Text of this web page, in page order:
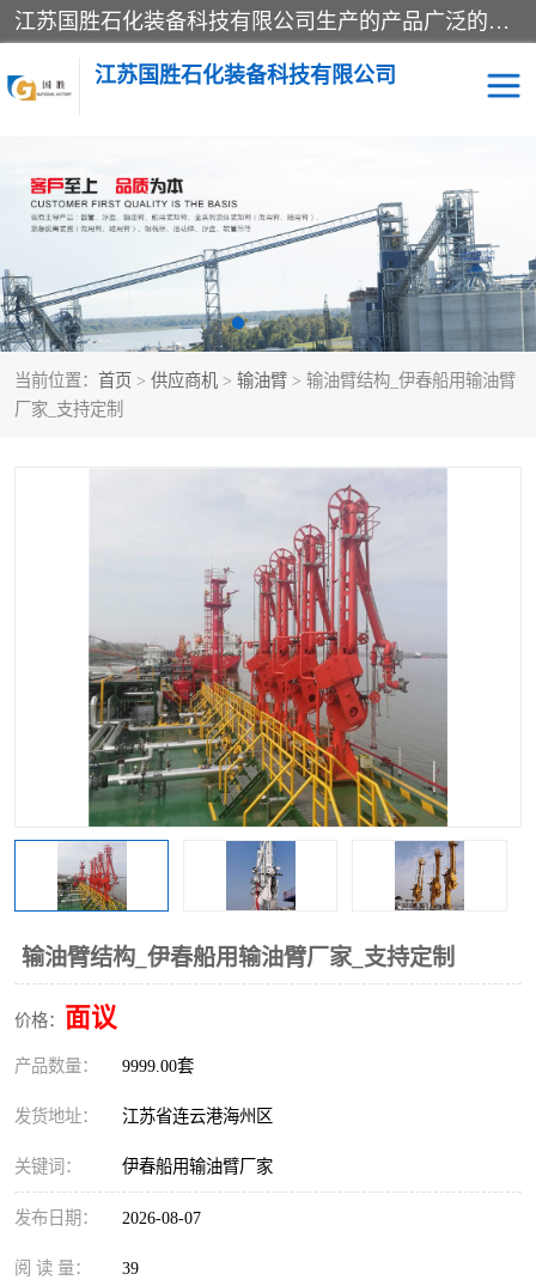
江苏国胜石化装备科技有限公司生产的产品广泛的应用于石油、石化等行业中，产品种类齐全，其中包括装卸鹤管、汽车鹤管、火车鹤管、装车鹤管、卸车鹤管、上装鹤管、下装鹤管、lng鹤管、发油鹤管、液氨鹤管、液化气鹤管等，我们生产的产品质量上乘，价格实惠，服务好，买鹤管就到国胜石化装备！
江苏国胜石化装备科技有限公司
当前位置： 首页 > 供应商机 > 输油臂 > 输油臂结构_伊春船用输油臂
厂家_支持定制
输油臂结构_伊春船用输油臂厂家_支持定制
价格： 面议
产品数量： 9999.00套
发货地址： 江苏省连云港海州区
关键词： 伊春船用输油臂厂家
发布日期： 2026-08-07
阅 读 量： 39
输油臂 鹤管活动梯